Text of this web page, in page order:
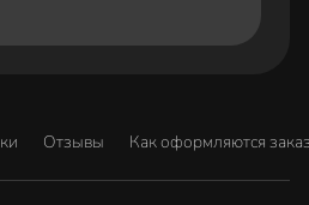
Отзывы Как оформляются